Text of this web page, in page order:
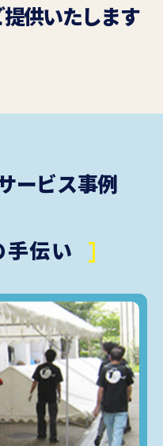
供いたします
ービス事例
手伝い​